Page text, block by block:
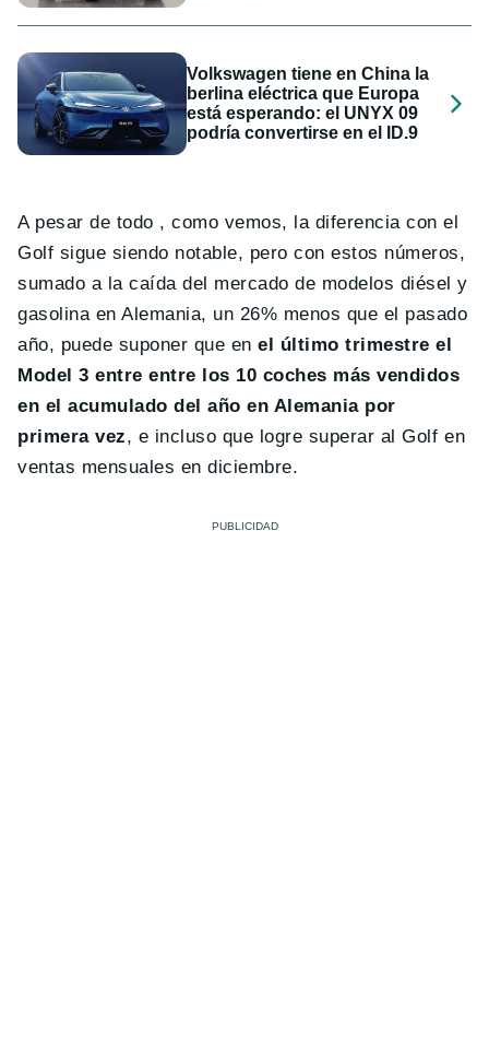
Volkswagen tiene en China la
berlina eléctrica que Europa
está esperando: el UNYX 09
podría convertirse en el ID.9
A pesar de todo , como vemos, la diferencia con el
Golf sigue siendo notable, pero con estos números,
sumado a la caída del mercado de modelos diésel y
gasolina en Alemania, un 26% menos que el pasado
año, puede suponer que enel último trimestre el
Model 3 entre entre los 10 coches más vendidos
en el acumulado del año en Alemania por
primera vez, e incluso que logre superar al Golf en
ventas mensuales en diciembre.